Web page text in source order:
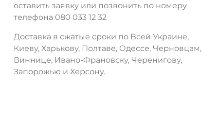
оставить заявку или позвонить по номеру
телефона 080 033 12 32
Доставка в сжатые сроки по Всей Украине,
Киеву, Харькову, Полтаве, Одессе, Черновцам,
Виннице, Ивано-Франовску, Черенигову,
Запорожью и Херсону.